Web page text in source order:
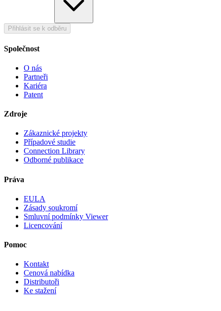
Přihlásit se k odběru
Společnost
O nás
Partneři
Kariéra
Patent
Zdroje
Zákaznické projekty
Případové studie
Connection Library
Odborné publikace
Práva
EULA
Zásady soukromí
Smluvní podmínky Viewer
Licencování
Pomoc
Kontakt
Cenová nabídka
Distributoři
Ke stažení